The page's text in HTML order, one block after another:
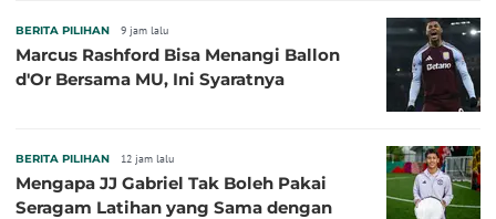
BERITA PILIHAN 9 jam lalu
Marcus Rashford Bisa Menangi Ballon
d'Or Bersama MU, Ini Syaratnya
BERITA PILIHAN 12 jam lalu
Mengapa JJ Gabriel Tak Boleh Pakai
Seragam Latihan yang Sama dengan